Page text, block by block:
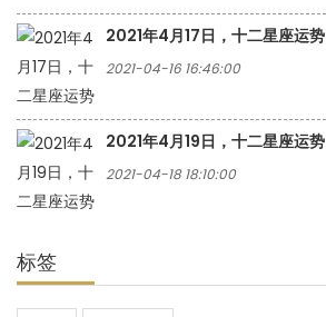
2021年4月17日，十二星座运势
2021-04-16 16:46:00
2021年4月19日，十二星座运势
2021-04-18 18:10:00
标签